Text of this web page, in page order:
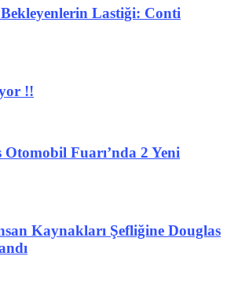
Lastiği: Conti
!!
Fuarı’nda 2 Yeni
Kaynakları Şefliğine Douglas